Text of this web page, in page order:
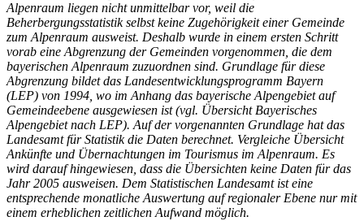
Alpenraum liegen nicht unmittelbar vor, weil die
Beherbergungsstatistik selbst keine Zugehörigkeit einer Gemeinde
zum Alpenraum ausweist. Deshalb wurde in einem ersten Schritt
vorab eine Abgrenzung der Gemeinden vorgenommen, die dem
bayerischen Alpenraum zuzuordnen sind. Grundlage für diese
Abgrenzung bildet das Landesentwicklungsprogramm Bayern
(LEP) von 1994, wo im Anhang das bayerische Alpengebiet auf
Gemeindeebene ausgewiesen ist (vgl. Übersicht Bayerisches
Alpengebiet nach LEP). Auf der vorgenannten Grundlage hat das
Landesamt für Statistik die Daten berechnet. Vergleiche Übersicht
Ankünfte und Übernachtungen im Tourismus im Alpenraum. Es
wird darauf hingewiesen, dass die Übersichten keine Daten für das
Jahr 2005 ausweisen. Dem Statistischen Landesamt ist eine
entsprechende monatliche Auswertung auf regionaler Ebene nur mit
einem erheblichen zeitlichen Aufwand möglich.